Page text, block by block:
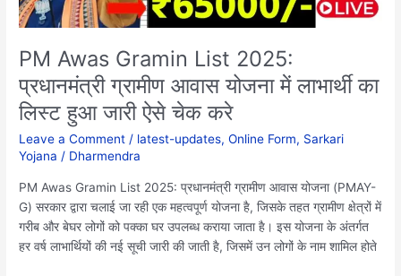
PM Awas Gramin List 2025:
प्रधानमंत्री ग्रामीण आवास योजना में लाभार्थी का
लिस्ट हुआ जारी ऐसे चेक करे
Leave a Comment / latest-updates,Online Form, Sarkari
Yojana / Dharmendra
PM Awas Gramin List 2025: प्रधानमंत्री ग्रामीण आवास योजना (PMAY-
G) सरकार द्वारा चलाई जा रही एक महत्वपूर्ण योजना है, जिसके तहत ग्रामीण क्षेत्रों में
गरीब और बेघर लोगों को पक्का घर उपलब्ध कराया जाता है। इस योजना के अंतर्गत
हर वर्ष लाभार्थियों की नई सूची जारी की जाती है, जिसमें उन लोगों के नाम शामिल होते
में
लाभार्थी
का
लिस्ट
हुआ
जारी
चेक
करे